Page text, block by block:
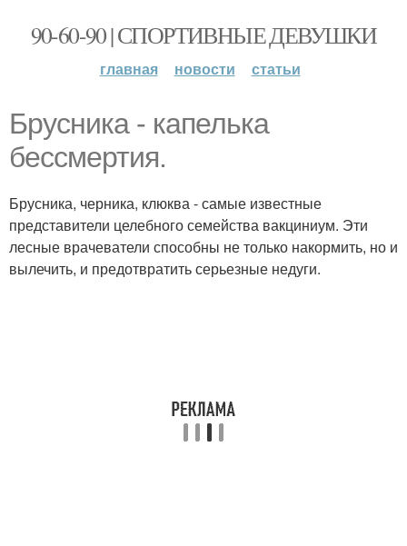
90-60-90 | СПОРТИВНЫЕ ДЕВУШКИ
главная новости статьи
Брусника - капелька
бессмертия.
Брусника, черника, клюква - самые известные
представители целебного семейства вакциниум. Эти
лесные врачеватели способны не только накормить, но и
вылечить, и предотвратить серьезные недуги.